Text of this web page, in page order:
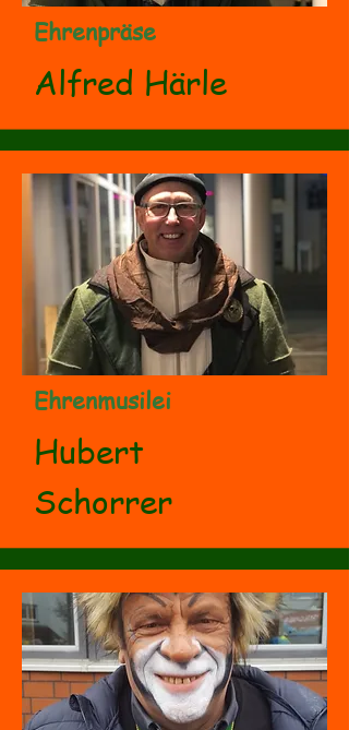
Ehrenpräse
Alfred Härle
Ehrenmusilei
Hubert
Schorrer